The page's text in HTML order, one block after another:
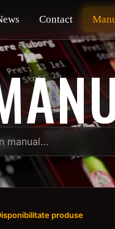
Contact
produse